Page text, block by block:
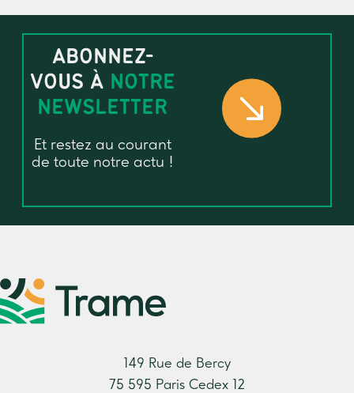
ABONNEZ-
VOUS À NOTRE
NEWSLETTER
Et restez au courant
de toute notre actu !
149 Rue de Bercy
75 595 Paris Cedex 12